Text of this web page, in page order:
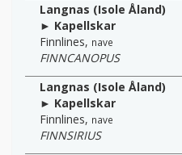
Langnas (Isole Åland)
► Kapellskar
Finnlines, nave
FINNCANOPUS
Langnas (Isole Åland)
► Kapellskar
Finnlines, nave
FINNSIRIUS